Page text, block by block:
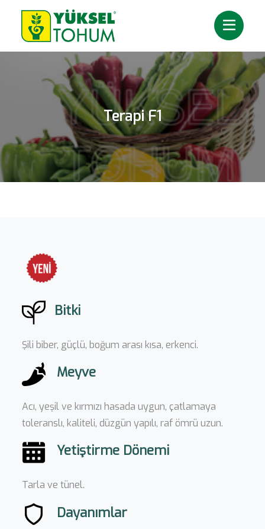
Terapi F1
Bitki
Şili biber, güçlü, boğum arası kısa, erkenci.
Meyve
Acı, yeşil ve kırmızı hasada uygun, çatlamaya
toleranslı, kaliteli, düzgün yapılı, raf ömrü uzun.
Yetiştirme Dönemi
Tarla ve tünel.
Dayanımlar